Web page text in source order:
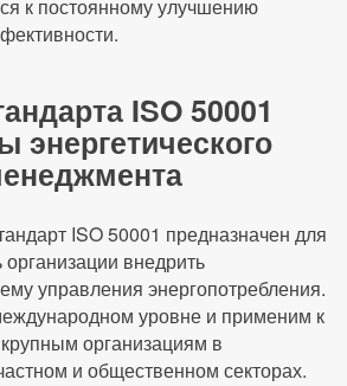
к постоянному улучшению
ISO 50001
энергетического
ISO 50001 предназначен для
внедрить
управления энергопотребления.
уровне и применим к
организациям в
и общественном секторах.